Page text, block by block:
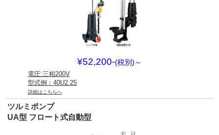
¥52,200-(税別) ～
電圧:三相200V
型式例：40U2.25
詳細はこちらへ
ツルミポンプ
UA型 フロート式自動型